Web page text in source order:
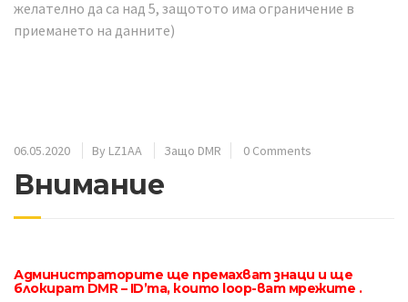
желателно да са над 5, защотото има ограничение в
приемането на данните)
06.05.2020 By LZ1AA Защо DMR 0 Comments
Внимание
Администраторите ще премахват знаци и ще
блокират DMR – ID’та,коитоloop-ват мрежите .